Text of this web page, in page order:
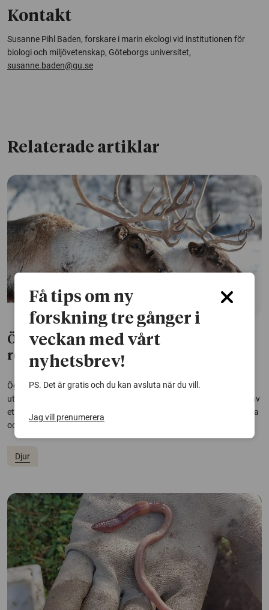
Kontakt
Susanne Pihl Baden, forskare i marin ekologi vid institutionen för
biologi och miljövetenskap, Göteborgs universitet,
susanne.baden@gu.se
Relaterade artiklar
Ökad risk för ögoninfektioner bland
renar som utfodras i hägn
Ögoninfektioner är vanligt bland renar, särskilt i samband med
utfodring i hägn. En avhandling från SLU visar att det finns behov av
ett mer strukturerat renhälsoarbete i Sverige, både för djurens bästa
och för en hållbar renskötsel i en föränderlig omvärld.
Djur
Få tips om ny
forskning tre gånger i
veckan med vårt
nyhetsbrev!
PS. Det är gratis och du kan avsluta när du vill.
Jag vill prenumerera